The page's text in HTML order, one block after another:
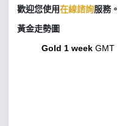
歡迎您使用在線諮詢服務。
黃金走勢圖
Gold 1 week GMT